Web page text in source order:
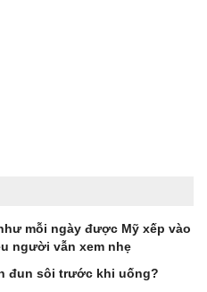
mỗi ngày được Mỹ xếp vào
người vẫn xem nhẹ
đun sôi trước khi uống?